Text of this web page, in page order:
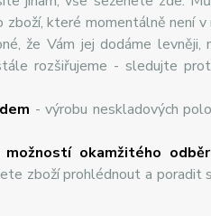
které momentálně není v
že Vám jej dodáme levněji,
rozšiřujeme - sledujte
- výrobu neskladových
možností okamžitého
zboží prohlédnout a poradit